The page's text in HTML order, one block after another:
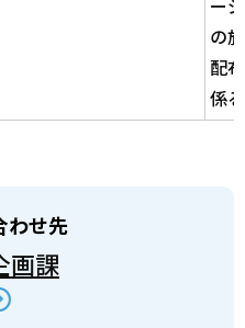
ー
の
配
係
わせ先
画課